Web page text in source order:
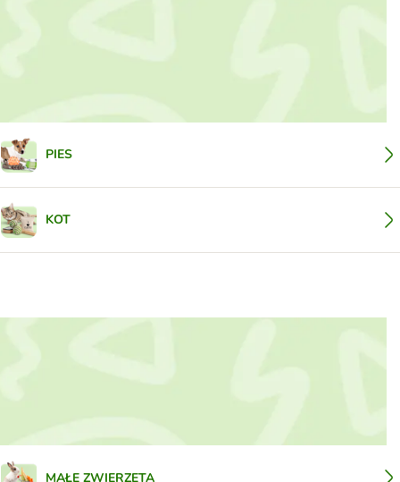
PIES
KOT
MAŁE ZWIERZĘTA